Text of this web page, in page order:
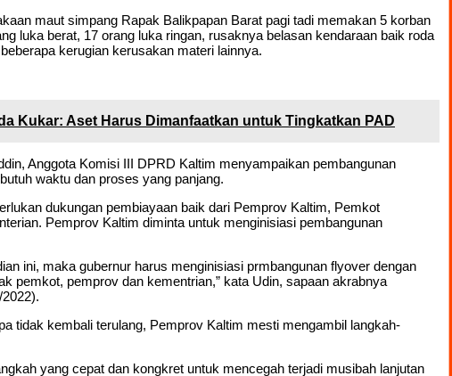
maut simpang Rapak Balikpapan Barat pagi tadi memakan 5 korban
luka berat, 17 orang luka ringan, rusaknya belasan kendaraan baik roda
kerugian kerusakan materi lainnya.
Kukar: Aset Harus Dimanfaatkan untuk Tingkatkan PAD
Anggota Komisi III DPRD Kaltim menyampaikan pembangunan
waktu dan proses yang panjang.
dukungan pembiayaan baik dari Pemprov Kaltim, Pemkot
Pemprov Kaltim diminta untuk menginisiasi pembangunan
ini, maka gubernur harus menginisiasi prmbangunan flyover dengan
pemkot, pemprov dan kementrian,” kata Udin, sapaan akrabnya
tidak kembali terulang, Pemprov Kaltim mesti mengambil langkah-
yang cepat dan kongkret untuk mencegah terjadi musibah lanjutan